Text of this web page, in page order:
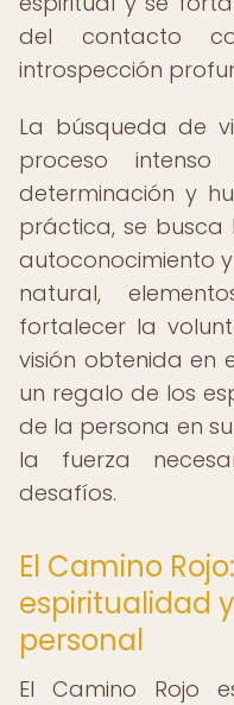
del contacto
introspección
La búsqueda de
proceso
determinación y
práctica, se busca
autoconocimiento
natural,
fortalecer la
visión obtenida en
un regalo de los
de la persona en
la fuerza
desafíos.
El Camino
espiritualidad
personal
El Camino Rojo